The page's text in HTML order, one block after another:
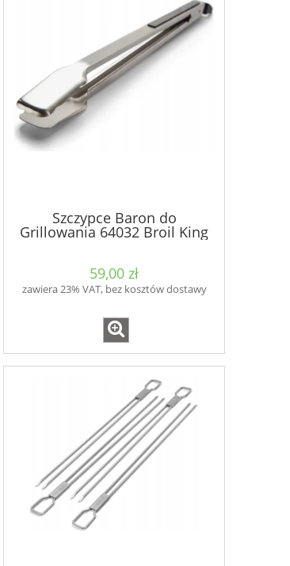
Szczypce Baron do
Grillowania 64032 Broil King
59,00 zł
zawiera 23% VAT, bez kosztów dostawy